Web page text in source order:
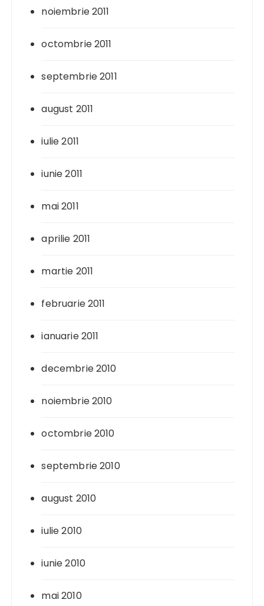
noiembrie 2011
octombrie 2011
septembrie 2011
august 2011
iulie 2011
iunie 2011
mai 2011
aprilie 2011
martie 2011
februarie 2011
ianuarie 2011
decembrie 2010
noiembrie 2010
octombrie 2010
septembrie 2010
august 2010
iulie 2010
iunie 2010
mai 2010